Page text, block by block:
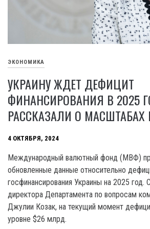
ЭКОНОМИКА
УКРАИНУ ЖДЕТ ДЕФИЦИТ
ФИНАНСИРОВАНИЯ В 2025
РАССКАЗАЛИ О
4 ОКТЯБРЯ, 2024
Международный валютный фонд (МВФ)
обновленные данные относительно
госфинансирования Украины на 2025 год.
директора Департамента по вопросам
Джулии Козак, на текущий момент
уровне $26 млрд.